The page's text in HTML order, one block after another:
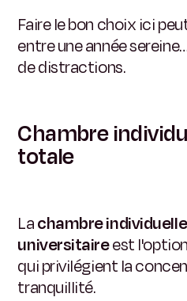
Faire le bon choix ici
entre une année
de distractions.
Chambre
totale
Lachambre
universitaireest
qui privilégient la
tranquillité.